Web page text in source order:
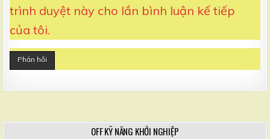
trình duyệt này cho lần bình luận kế tiếp
của tôi.
OFF KỸ NĂNG KHỞI NGHIỆP